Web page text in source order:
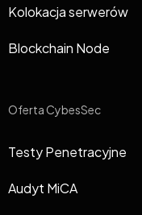
Kolokacja serwerów
Blockchain Node
Oferta CybesSec
Testy Penetracyjne
Audyt MiCA